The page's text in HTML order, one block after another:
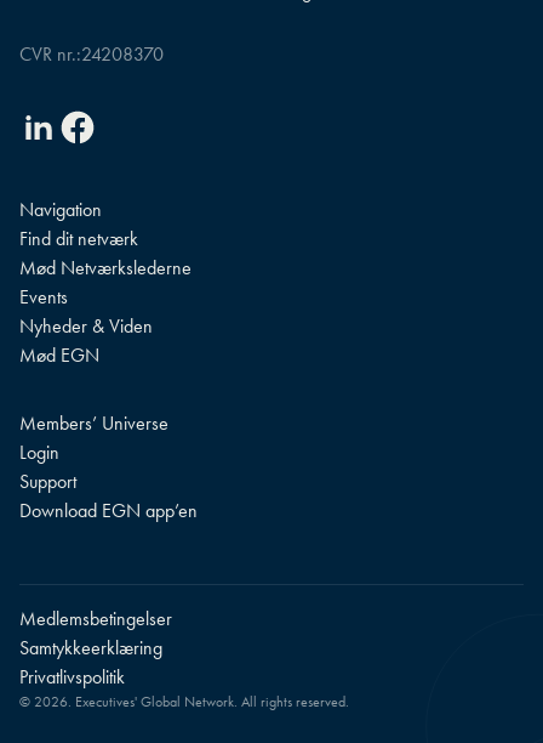
CVR nr.:24208370
LinkedinFacebook
Navigation
Find dit netværk
Mød Netværkslederne
Events
Nyheder & Viden
Mød EGN
Members’ Universe
Login
Support
Download EGN app’en
© 2026. Executives' Global Network. All rights reserved.
Medlemsbetingelser
Samtykkeerklæring
Privatlivspolitik